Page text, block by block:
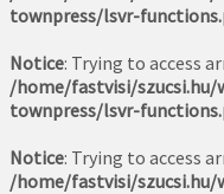
townpress/lsvr-
Notice: Trying to access
/home/fastvisi/
townpress/lsvr-
Notice: Trying to access
/home/fastvisi/